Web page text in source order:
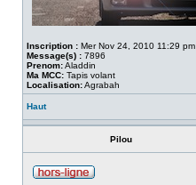
Inscription : Mer Nov 24, 2010 11:29 pm
Message(s) : 7896
Prenom:Aladdin
Ma MCC: Tapis volant
Localisation:Agrabah
Haut
Pilou